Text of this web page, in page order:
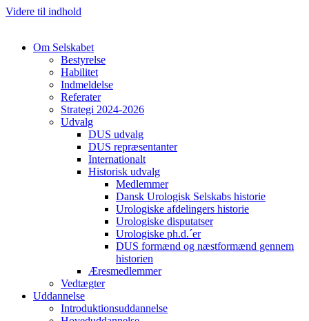
Videre til indhold
Om Selskabet
Bestyrelse
Habilitet
Indmeldelse
Referater
Strategi 2024-2026
Udvalg
DUS udvalg
DUS repræsentanter
Internationalt
Historisk udvalg
Medlemmer
Dansk Urologisk Selskabs historie
Urologiske afdelingers historie
Urologiske disputatser
Urologiske ph.d.´er
DUS formænd og næstformænd gennem
historien
Æresmedlemmer
Vedtægter
Uddannelse
Introduktionsuddannelse